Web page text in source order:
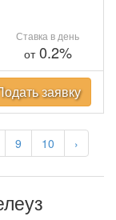
9 10 ›
Ставка в день
от0.2%
заявку